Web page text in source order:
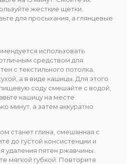
жесткие щетки.
для просыхания, а глянцевые
использовать
средством для
с текстильного потолка.
а в виде кашицы. Для этого
соду смешайте с водой,
кашицу на месте
минут, а затем аккуратно
станет глина, смешанная с
до густой консистенции и
удаления пятен ржавчины.
мягкой губкой. Повторите